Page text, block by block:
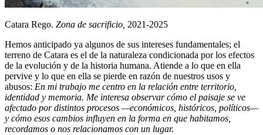
Catara Rego. Zona de sacrificio, 2021-2025
Hemos anticipado ya algunos de sus intereses fundamentales; el
terreno de Catara es el de la naturaleza condicionada por los efectos
de la evolución y de la historia humana. Atiende a lo que en ella
pervive y lo que en ella se pierde en razón de nuestros usos y
abusos: En mi trabajo me centro en la relación entre territorio,
identidad y memoria. Me interesa observar cómo el paisaje se ve
afectado por distintos procesos —económicos, históricos, políticos—
y cómo esos cambios influyen en la forma en que habitamos,
recordamos o nos relacionamos con un lugar.